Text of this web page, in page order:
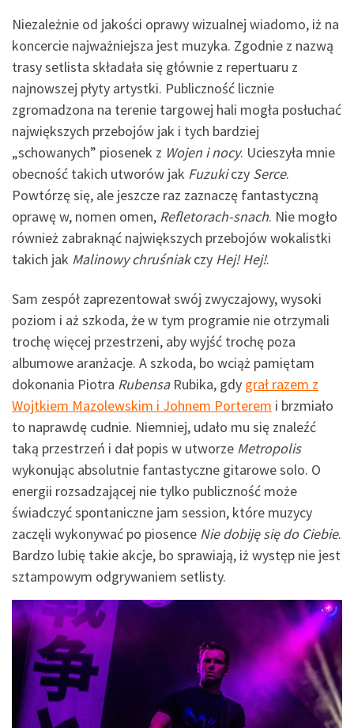
Niezależnie od jakości oprawy wizualnej wiadomo, iż na
koncercie najważniejsza jest muzyka. Zgodnie z nazwą
trasy setlista składała się głównie z repertuaru z
najnowszej płyty artystki. Publiczność licznie
zgromadzona na terenie targowej hali mogła posłuchać
największych przebojów jak i tych bardziej
„schowanych” piosenek z Wojen i nocy. Ucieszyła mnie
obecność takich utworów jak Fuzukiczy Serce.
Powtórzę się, ale jeszcze raz zaznaczę fantastyczną
oprawę w, nomen omen, Refletorach-snach. Nie mogło
również zabraknąć największych przebojów wokalistki
takich jak Malinowy chruśniakczy Hej! Hej!.
Sam zespół zaprezentował swój zwyczajowy, wysoki
poziom i aż szkoda, że w tym programie nie otrzymali
trochę więcej przestrzeni, aby wyjść trochę poza
albumowe aranżacje. A szkoda, bo wciąż pamiętam
dokonania Piotra RubensaRubika, gdy grał razem z
Wojtkiem Mazolewskim i Johnem Porterem i brzmiało
to naprawdę cudnie. Niemniej, udało mu się znaleźć
taką przestrzeń i dał popis w utworze Metropolis
wykonując absolutnie fantastyczne gitarowe solo. O
energii rozsadzającej nie tylko publiczność może
świadczyć spontaniczne jam session, które muzycy
zaczęli wykonywać po piosence Nie dobiję się do Ciebie.
Bardzo lubię takie akcje, bo sprawiają, iż występ nie jest
sztampowym odgrywaniem setlisty.